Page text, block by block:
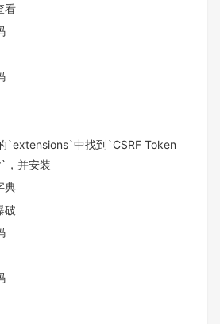
看
`extensions`中找到`CSRF Token
，并安装
典
破